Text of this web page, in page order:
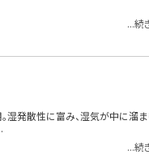
...続
発散性に富み、湿気が中に溜まり
...続